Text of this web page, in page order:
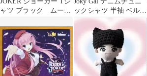
ャツ ブラック ムービ ックシャツ 半袖 ベルト
紐 ブルー M